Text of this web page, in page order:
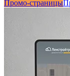
Промо-страницы